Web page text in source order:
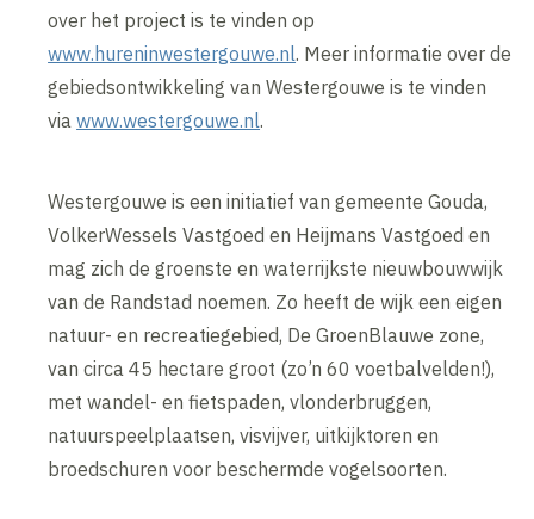
over het project is te vinden op
www.hureninwestergouwe.nl. Meer informatie over de
gebiedsontwikkeling van Westergouwe is te vinden
viawww.westergouwe.nl.
Westergouwe is een initiatief van gemeente Gouda,
VolkerWessels Vastgoed en Heijmans Vastgoed en
mag zich de groenste en waterrijkste nieuwbouwwijk
van de Randstad noemen. Zo heeft de wijk een eigen
natuur- en recreatiegebied, De GroenBlauwe zone,
van circa 45 hectare groot (zo’n 60 voetbalvelden!),
met wandel- en fietspaden, vlonderbruggen,
natuurspeelplaatsen, visvijver, uitkijktoren en
broedschuren voor beschermde vogelsoorten.